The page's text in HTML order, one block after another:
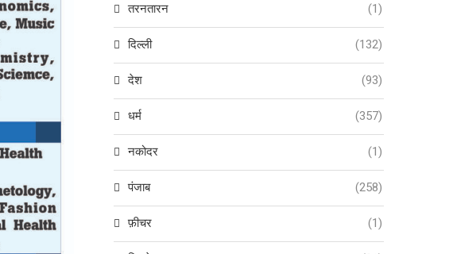
तरनतारन (1)
दिल्ली (132)
देश (93)
धर्म (357)
नकोदर (1)
पंजाब (258)
फ़ीचर (1)